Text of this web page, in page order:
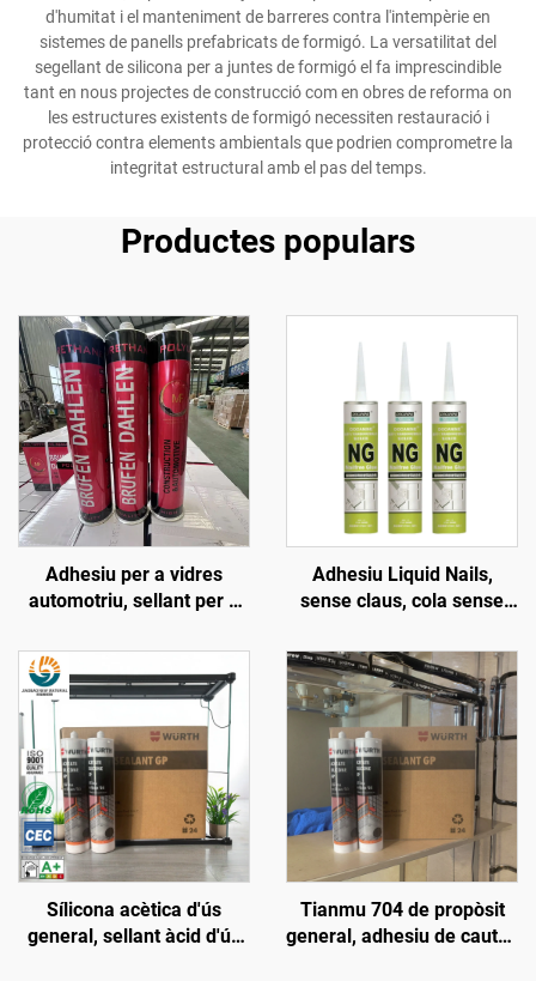
d'humitat i el manteniment de barreres contra l'intempèrie en
sistemes de panells prefabricats de formigó. La versatilitat del
segellant de silicona per a juntes de formigó el fa imprescindible
tant en nous projectes de construcció com en obres de reforma on
les estructures existents de formigó necessiten restauració i
protecció contra elements ambientals que podrien comprometre la
integritat estructural amb el pas del temps.
Productes populars
Adhesiu per a vidres
automotriu, sellant per a
juntures, sellant de
silicona poliuretànic Pu
300 ml
Adhesiu Liquid Nails,
sense claus, cola sense
Sílicona acètica d'ús
general, sellant àcid d'ús
Tianmu 704 de propòsit
general, adhesiu de cautxó